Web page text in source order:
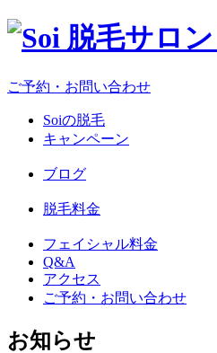
ご予約・お問い合わせ
Soiの脱毛
キャンペーン
ブログ
脱毛料金
フェイシャル料金
Q&A
アクセス
ご予約・お問い合わせ
お知らせ